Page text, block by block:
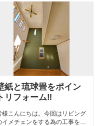
紙と琉球畳をポイン
トリフォーム‼
様こんにちは。今回はリビング
イメチェンをする為の工事を受